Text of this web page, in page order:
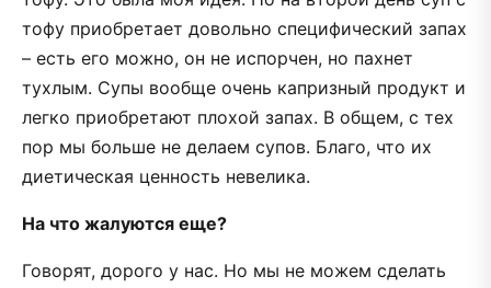
тофу приобретает довольно специфический запах
– есть его можно, он не испорчен, но пахнет
тухлым. Супы вообще очень капризный продукт и
легко приобретают плохой запах. В общем, с тех
пор мы больше не делаем супов. Благо, что их
диетическая ценность невелика.
На что жалуются еще?
Говорят, дорого у нас. Но мы не можем сделать